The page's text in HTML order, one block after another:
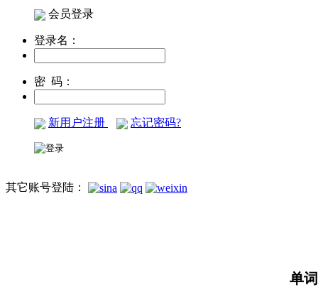
会员登录
登录名：
密 码：
新用户注册 忘记密码?
其它账号登陆：
单